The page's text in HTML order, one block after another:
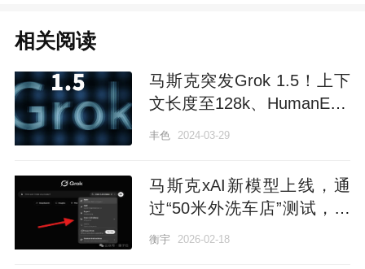
相关阅读
马斯克突发Grok 1.5！上下
文长度至128k、HumanEval
得分超GPT-4
丰色 2024-03-29
马斯克xAI新模型上线，通
过“50米外洗车店”测试，回
答偏好高度贴合老马本人
衡宇 2026-02-18